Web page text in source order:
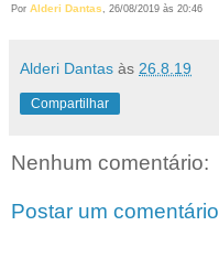
Por Alderi Dantas, 26/08/2019 às 20:46
Alderi Dantas às 26.8.19
Compartilhar
Nenhum comentário:
Postar um comentário